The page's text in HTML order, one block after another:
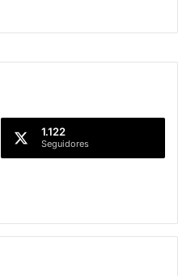
1.122
Seguidores